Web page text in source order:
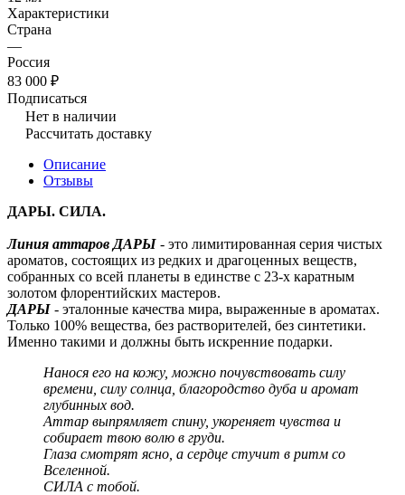
Характеристики
Страна
—
Россия
83 000 ₽
Подписаться
Нет в наличии
Рассчитать доставку
Описание
Отзывы
ДАРЫ. СИЛА.
Линия аттаров ДАРЫ - это лимитированная серия чистых
ароматов, состоящих из редких и драгоценных веществ,
собранных со всей планеты в единстве с 23-х каратным
золотом флорентийских мастеров.
ДАРЫ - эталонные качества мира, выраженные в ароматах.
Только 100% вещества, без растворителей, без синтетики.
Именно такими и должны быть искренние подарки.
Нанося его на кожу, можно почувствовать силу
времени, силу солнца, благородство дуба и аромат
глубинных вод.
Аттар выпрямляет спину, укореняет чувства и
собирает твою волю в груди.
Глаза смотрят ясно, а сердце стучит в ритм со
Вселенной.
СИЛА с тобой.